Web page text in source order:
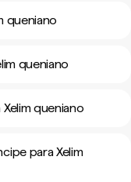
queniano
queniano
queniano
para Xelim